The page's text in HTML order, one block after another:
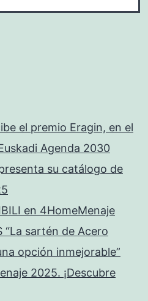
el premio Eragin, en el
Agenda 2030
su catálogo de
en 4HomeMenaje
“La sartén de Acero
opción inmejorable”
2025. ¡Descubre